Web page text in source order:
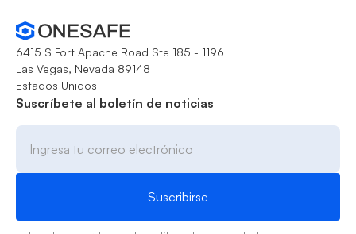
6415 S Fort Apache Road Ste 185 - 1196
Las Vegas, Nevada 89148
Estados Unidos
Suscríbete al boletín de noticias